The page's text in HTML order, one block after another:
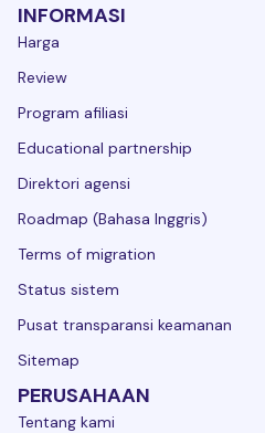
INFORMASI
Harga
Review
Program afiliasi
Educational partnership
Direktori agensi
Roadmap (Bahasa Inggris)
Terms of migration
Status sistem
Pusat transparansi keamanan
Sitemap
PERUSAHAAN
Tentang kami